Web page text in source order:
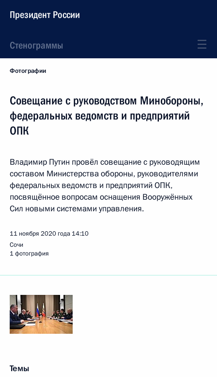
Президент России
Стенограммы
Фотографии
Совещание с руководством Минобороны,
федеральных ведомств и предприятий
ОПК
Владимир Путин провёл совещание с руководящим
составом Министерства обороны, руководителями
федеральных ведомств и предприятий ОПК,
посвящённое вопросам оснащения Вооружённых
Сил новыми системами управления.
11 ноября 2020 года 14:10
Сочи
1 фотография
Темы